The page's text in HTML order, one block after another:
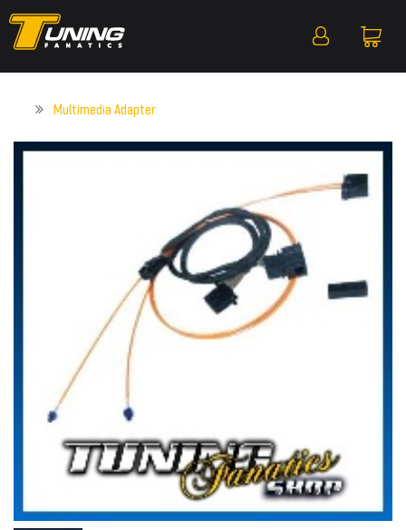
Multimedia Adapter